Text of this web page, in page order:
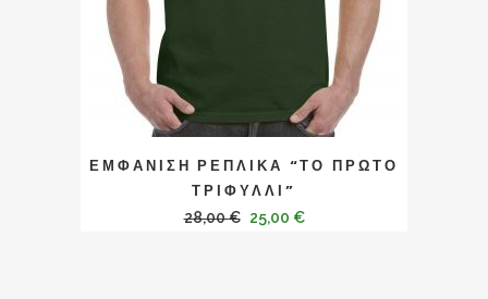
ΕΜΦΑΝΙΣΗ ΡΕΠΛΙΚΑ “ΤΟ ΠΡΩΤΟ
ΤΡΙΦΥΛΛΙ”
28,00€ 25,00 €